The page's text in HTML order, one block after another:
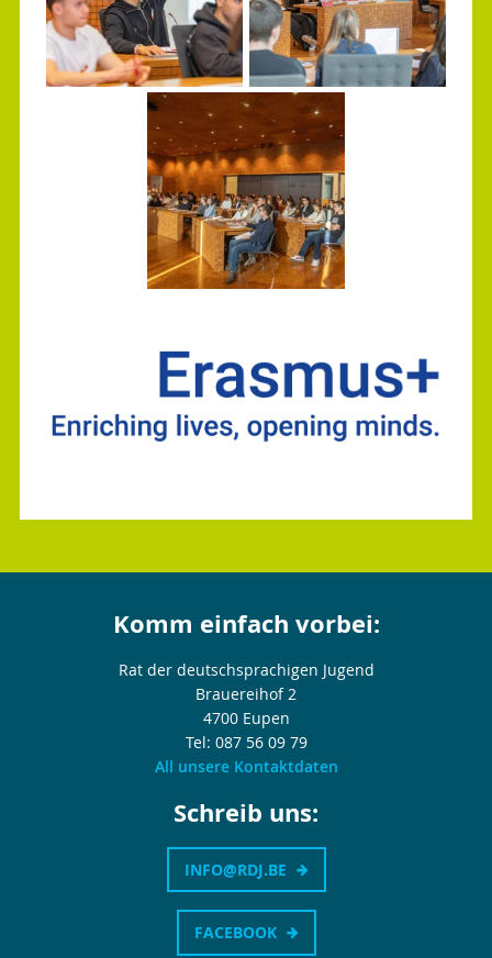
Komm einfach vorbei:
Rat der deutschsprachigen Jugend
Brauereihof 2
4700 Eupen
Tel: 087 56 09 79
All unsere Kontaktdaten
Schreib uns:
INFO@RDJ.BE
FACEBOOK